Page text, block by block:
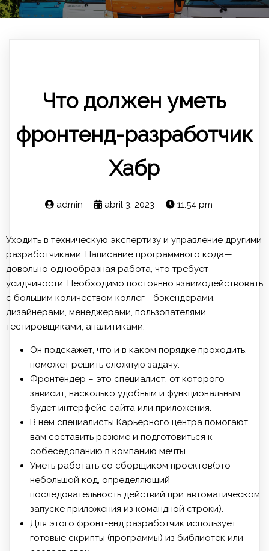
Что должен уметь
фронтенд-разработчик
Хабр
admin abril 3, 2023 11:54 pm
Уходить в техническую экспертизу и управление другими
разработчиками. Написание программного кода—
довольно однообразная работа, что требует
усидчивости. Необходимо постоянно взаимодействовать
с большим количеством коллег—бэкендерами,
дизайнерами, менеджерами, пользователями,
тестировщиками, аналитиками.
Он подскажет, что и в каком порядке проходить,
поможет решить сложную задачу.
Фронтендер – это специалист, от которого
зависит, насколько удобным и функциональным
будет интерфейс сайта или приложения.
В нем специалисты Карьерного центра помогают
вам составить резюме и подготовиться к
собеседованию в компанию мечты.
Уметь работать со сборщиком проектов(это
небольшой код, определяющий
последовательность действий при автоматическом
запуске приложения из командной строки).
Для этого фронт-енд разработчик использует
готовые скрипты (программы) из библиотек или